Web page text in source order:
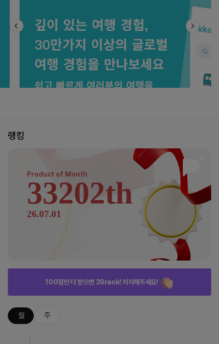
랭킹
Product of Month
33202th
26.07.01
100점만 더 받으면 39rank! 지지해주세요!
월 주